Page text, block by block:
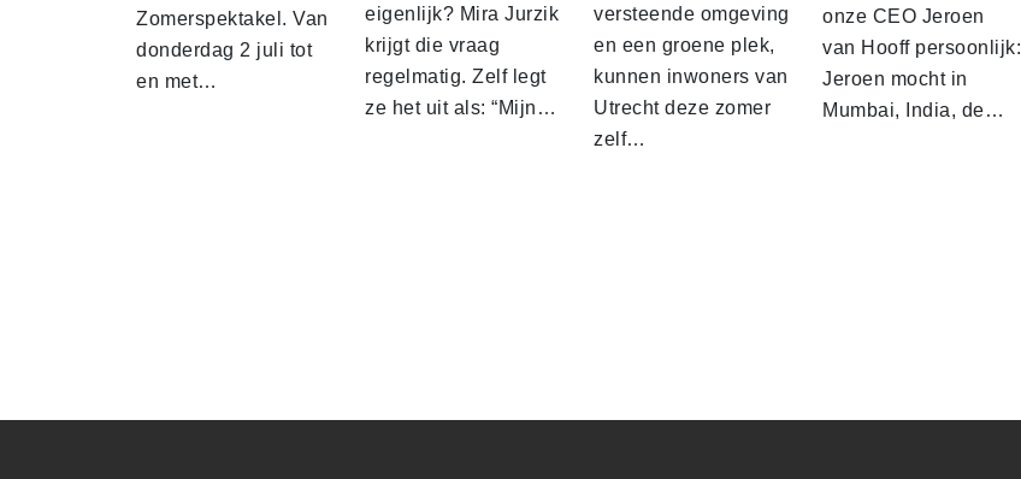
Zomerspektakel. Van
donderdag 2 juli tot
en met…
eigenlijk? Mira Jurzik
krijgt die vraag
regelmatig. Zelf legt
ze het uit als: “Mijn…
versteende omgeving
en een groene plek,
kunnen inwoners van
Utrecht deze zomer
zelf…
onze CEO Jeroen
van Hooff persoonlijk:
Jeroen mocht in
Mumbai, India, de…